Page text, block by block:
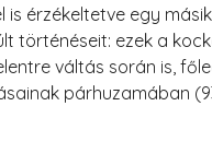
is érzékeltetve egy másik
történéseit: ezek a
váltás során is,
párhuzamában